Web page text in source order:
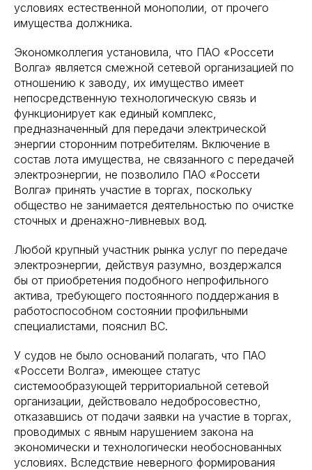
условиях естественной монополии, от прочего
имущества должника.
Экономколлегия установила, что ПАО «Россети
Волга» является смежной сетевой организацией по
отношению к заводу, их имущество имеет
непосредственную технологическую связь и
функционирует как единый комплекс,
предназначенный для передачи электрической
энергии сторонним потребителям. Включение в
состав лота имущества, не связанного с передачей
электроэнергии, не позволило ПАО «Россети
Волга» принять участие в торгах, поскольку
общество не занимается деятельностью по очистке
сточных и дренажно-ливневых вод.
Любой крупный участник рынка услуг по передаче
электроэнергии, действуя разумно, воздержался
бы от приобретения подобного непрофильного
актива, требующего постоянного поддержания в
работоспособном состоянии профильными
специалистами, пояснил ВС.
У судов не было оснований полагать, что ПАО
«Россети Волга», имеющее статус
системообразующей территориальной сетевой
организации, действовало недобросовестно,
отказавшись от подачи заявки на участие в торгах,
проводимых с явным нарушением закона на
экономически и технологически необоснованных
условиях. Вследствие неверного формирования